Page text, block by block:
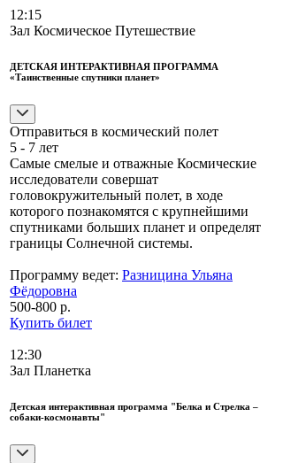
12:15
Зал Космическое Путешествие
ДЕТСКАЯ ИНТЕРАКТИВНАЯ ПРОГРАММА
«Таинственные спутники планет»
Отправиться в космический полет
5 - 7 лет
Самые смелые и отважные Космические
исследователи совершат
головокружительный полет, в ходе
которого познакомятся с крупнейшими
спутниками больших планет и определят
границы Солнечной системы.
Программу ведет: Разницина Ульяна
Фёдоровна
500-800 р.
Купить билет
12:30
Зал Планетка
Детская интерактивная программа "Белка и Стрелка –
собаки-космонавты"